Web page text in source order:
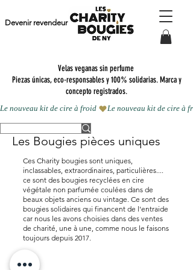
Velas veganas sin perfume
Piezas únicas, eco-responsables y 100% solidarias. Marca y
concepto registrados.
Devenir revendeur
Le nouveau kit de cire à froid
Les Bougies pièces uniques
Ces Charity bougies sont uniques,
inclassables, extraordinaires, particulières....
ce sont des bougies recyclées en cire
végétale non parfumée coulées dans de
beaux objets anciens ou vintage. Ce sont des
bougies solidaires qui financent de l'entraide
car nous les avons choisies dans des ventes
de charité, une à une, comme nous le faisons
toujours depuis 2017.